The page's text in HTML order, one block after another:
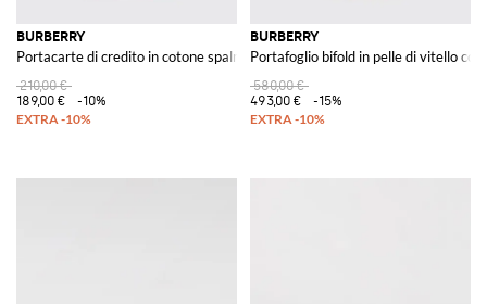
BURBERRY
Portacarte di credito in cotone spalmato stampa check
210,00 €
189,00 €
-10%
BURBERRY
Portafoglio bifold in pelle di vitello
580,00 €
493,00 €
-15%